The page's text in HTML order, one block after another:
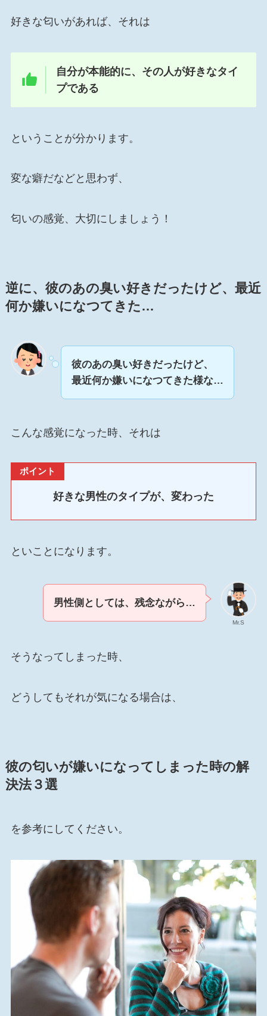
好きな匂いがあれば、それは
自分が本能的に、その人が好きなタイ
プである
ということが分かります。
変な癖だなどと思わず、
匂いの感覚、大切にしましょう！
逆に、 彼のあの臭い好きだったけど、 最近
何か嫌いになつてきた…
彼のあの臭い好きだったけど、
最近何か嫌いになつてきた様な…
こんな感覚になった時、それは
ポイント
好きな男性のタイプが、変わった
といことになります。
Mr.S
男性側としては、残念ながら…
そうなってしまった時、
どうしてもそれが気になる場合は、
彼の匂いが嫌いになってしまった時の解
決法３選
を参考にしてください。